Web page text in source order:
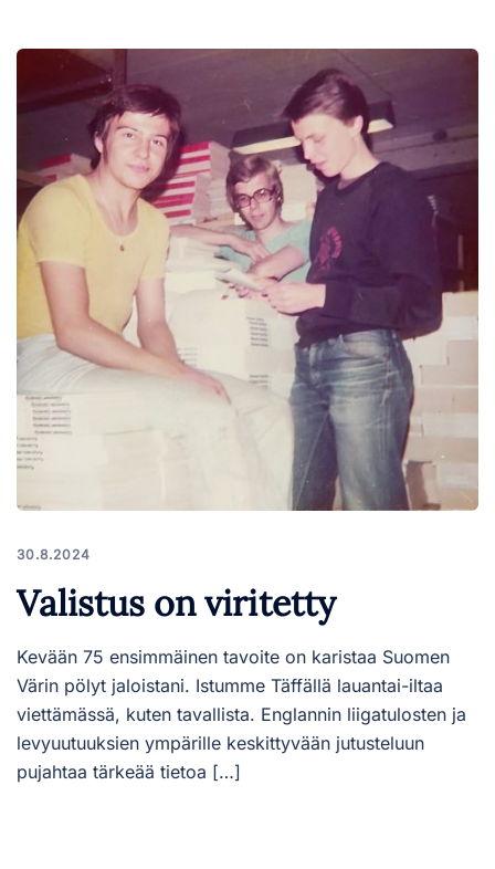
30.8.2024
Valistus on viritetty
Kevään 75 ensimmäinen tavoite on karistaa Suomen
Värin pölyt jaloistani. Istumme Täffällä lauantai-iltaa
viettämässä, kuten tavallista. Englannin liigatulosten ja
levyuutuuksien ympärille keskittyvään jutusteluun
pujahtaa tärkeää tietoa […]